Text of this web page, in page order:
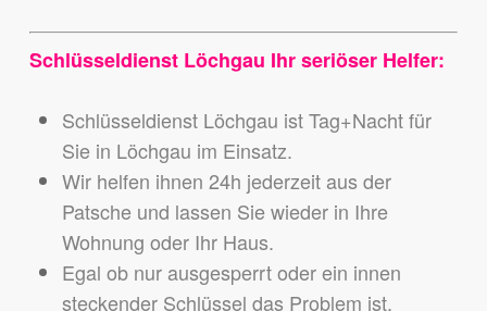
Schlüsseldienst Löchgau Ihr seriöser Helfer:
Schlüsseldienst Löchgau ist Tag+Nacht für
Sie in Löchgau im Einsatz.
Wir helfen ihnen 24h jederzeit aus der
Patsche und lassen Sie wieder in Ihre
Wohnung oder Ihr Haus.
Egal ob nur ausgesperrt oder ein innen
steckender Schlüssel das Problem ist.